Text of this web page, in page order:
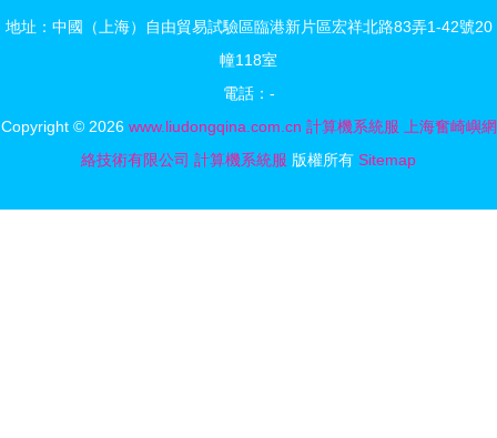
或許用得
地址：中國（上海）自由貿易試驗區臨港新片區宏祥北路83弄1-42號20
幢118室
電話：-
Copyright © 2026 www.liudongqina.com.cn 計算機系統服 上海奮崎嶼網
絡技術有限公司 計算機系統服 版權所有 Sitemap